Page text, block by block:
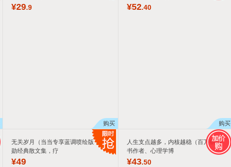
¥29.9
购买
¥52.40
购买
无关岁月（当当专享蓝调喷绘版！蒋
勋经典散文集，疗
¥49
人生支点越多，内核越稳（百万畅销
书作者、心理学博
¥43.50